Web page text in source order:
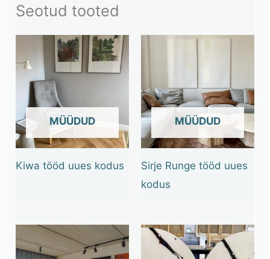
Seotud tooted
OUT OF STOCK
Kiwa tööd uues kodus
OUT OF STOCK
Sirje Runge tööd uues
kodus